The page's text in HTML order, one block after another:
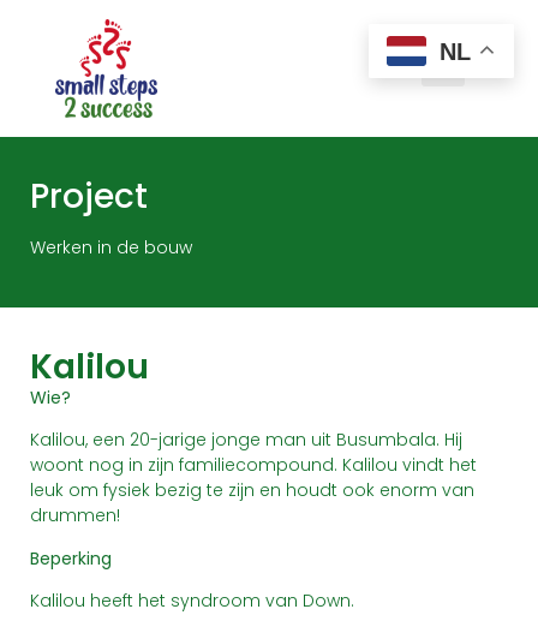
Project
Werken in de bouw
Kalilou
Wie?
Kalilou, een 20-jarige jonge man uit Busumbala. Hij
woont nog in zijn familiecompound. Kalilou vindt het
leuk om fysiek bezig te zijn en houdt ook enorm van
drummen!
Beperking
Kalilou heeft het syndroom van Down.
NL